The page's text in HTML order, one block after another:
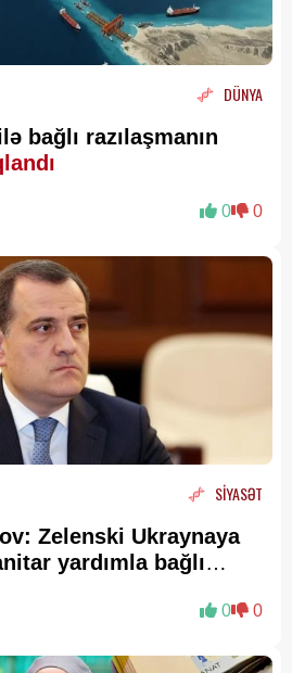
DÜNYA
bağlı razılaşmanın
0 0
SİYASƏT
Zelenski Ukraynaya
yardımla bağlı
0 0